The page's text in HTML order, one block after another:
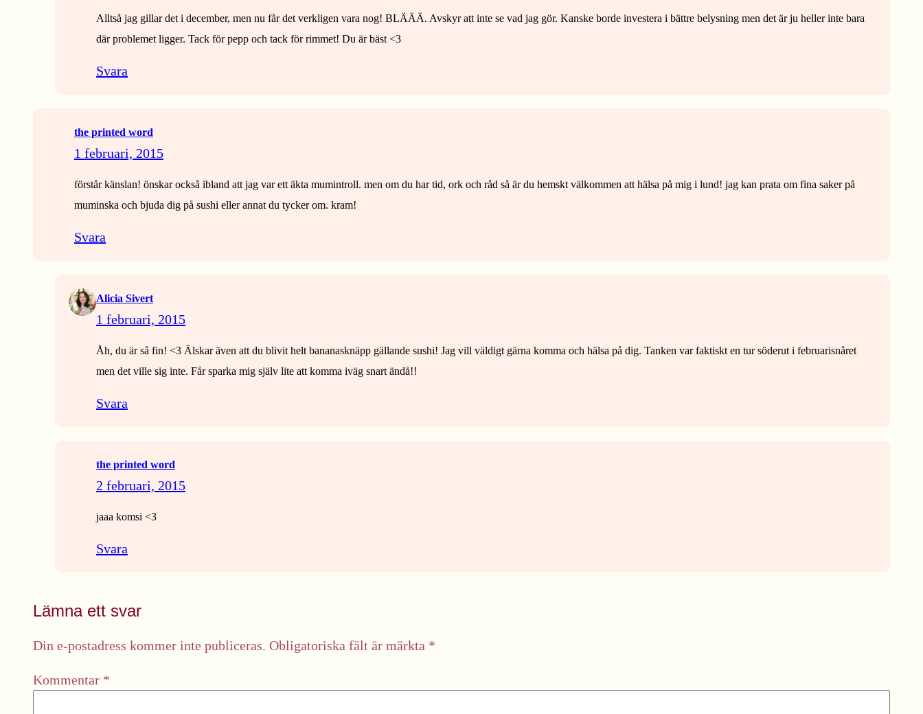
Alltså jag gillar det i december, men nu får det verkligen vara nog! BLÄÄÄ. Avskyr att inte se vad jag gör. Kanske borde investera i bättre belysning men det är ju heller inte bara
där problemet ligger. Tack för pepp och tack för rimmet! Du är bäst <3
Svara
the printed word
1 februari, 2015
förstår känslan! önskar också ibland att jag var ett äkta mumintroll. men om du har tid, ork och råd så är du hemskt välkommen att hälsa på mig i lund! jag kan prata om fina saker på
muminska och bjuda dig på sushi eller annat du tycker om. kram!
Svara
Alicia Sivert
1 februari, 2015
Åh, du är så fin! <3 Älskar även att du blivit helt bananasknäpp gällande sushi! Jag vill väldigt gärna komma och hälsa på dig. Tanken var faktiskt en tur söderut i februarisnåret
men det ville sig inte. Får sparka mig själv lite att komma iväg snart ändå!!
Svara
the printed word
2 februari, 2015
jaaa komsi <3
Svara
Lämna ett svar
Din e-postadress kommer inte publiceras. Obligatoriska fält är märkta *
Kommentar *